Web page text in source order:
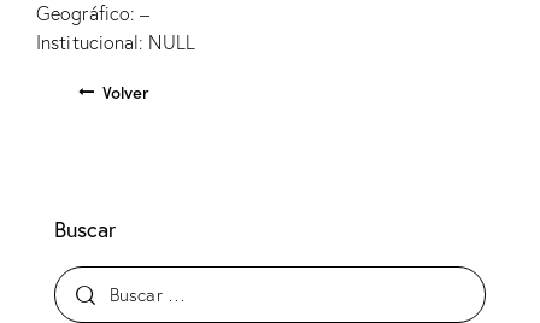
Geográfico: –
Institucional: NULL
Volver
Buscar